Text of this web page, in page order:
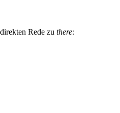
Rede zu there: